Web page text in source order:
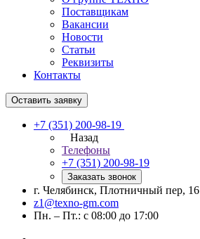
Поставщикам
Вакансии
Новости
Статьи
Реквизиты
Контакты
Оставить заявку
+7 (351) 200-98-19
Назад
Телефоны
+7 (351) 200-98-19
Заказать звонок
г. Челябинск, Плотничный пер, 16
z1@texno-gm.com
Пн. – Пт.: с 08:00 до 17:00